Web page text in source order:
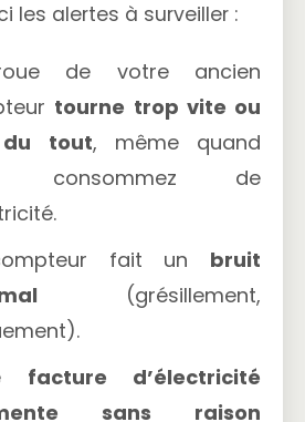
les alertes à surveiller :
de votre ancien
tourne trop vite ou
tout, même quand
consommez de
fait un bruit
(grésillement,
facture d’électricité
sans raison